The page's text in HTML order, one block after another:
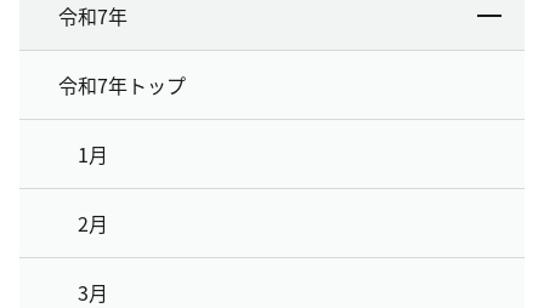
令和7年
令和7年トップ
1月
2月
3月